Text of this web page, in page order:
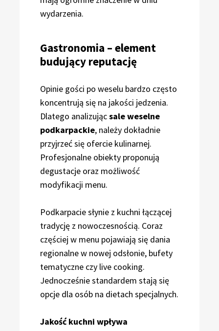
wydarzenia.
Gastronomia – element
budujący reputację
Opinie gości po weselu bardzo często
koncentrują się na jakości jedzenia.
Dlatego analizującsale weselne
podkarpackie, należy dokładnie
przyjrzeć się ofercie kulinarnej.
Profesjonalne obiekty proponują
degustacje oraz możliwość
modyfikacji menu.
Podkarpacie słynie z kuchni łączącej
tradycję z nowoczesnością. Coraz
częściej w menu pojawiają się dania
regionalne w nowej odsłonie, bufety
tematyczne czy live cooking.
Jednocześnie standardem stają się
opcje dla osób na dietach specjalnych.
Jakość kuchni wpływa